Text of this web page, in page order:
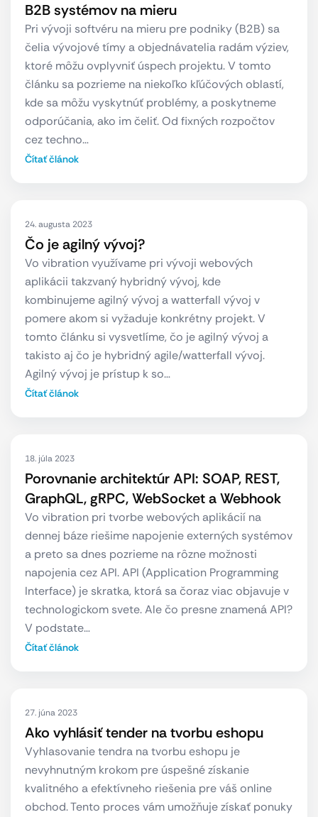
B2B systémov na mieru
Pri vývoji softvéru na mieru pre podniky (B2B) sa
čelia vývojové tímy a objednávatelia radám výziev,
ktoré môžu ovplyvniť úspech projektu. V tomto
článku sa pozrieme na niekoľko kľúčových oblastí,
kde sa môžu vyskytnúť problémy, a poskytneme
odporúčania, ako im čeliť. Od fixných rozpočtov
cez techno…
Čítať článok
24. augusta 2023
Čo je agilný vývoj?
Vo vibration využívame pri vývoji webových
aplikácii takzvaný hybridný vývoj, kde
kombinujeme agilný vývoj a watterfall vývoj v
pomere akom si vyžaduje konkrétny projekt. V
tomto článku si vysvetlíme, čo je agilný vývoj a
takisto aj čo je hybridný agile/watterfall vývoj.
Agilný vývoj je prístup k so…
Čítať článok
18. júla 2023
Porovnanie architektúr API: SOAP, REST,
GraphQL, gRPC, WebSocket a Webhook
Vo vibration pri tvorbe webových aplikácií na
dennej báze riešime napojenie externých systémov
a preto sa dnes pozrieme na rôzne možnosti
napojenia cez API. API (Application Programming
Interface) je skratka, ktorá sa čoraz viac objavuje v
technologickom svete. Ale čo presne znamená API?
V podstate…
Čítať článok
27. júna 2023
Ako vyhlásiť tender na tvorbu eshopu
Vyhlasovanie tendra na tvorbu eshopu je
nevyhnutným krokom pre úspešné získanie
kvalitného a efektívneho riešenia pre váš online
obchod. Tento proces vám umožňuje získať ponuky